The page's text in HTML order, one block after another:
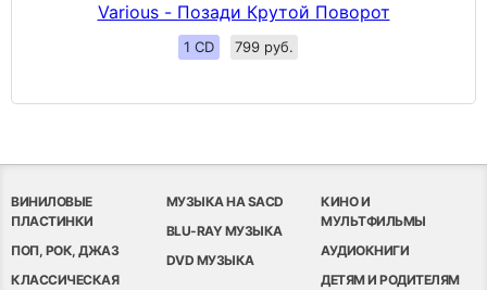
Various - Позади Крутой Поворот
1 CD 799 руб.
ВИНИЛОВЫЕ
ПЛАСТИНКИ
ПОП, РОК, ДЖАЗ
КЛАССИЧЕСКАЯ
МУЗЫКА НА SACD
BLU-RAY МУЗЫКА
DVD МУЗЫКА
КИНО И
МУЛЬТФИЛЬМЫ
АУДИОКНИГИ
ДЕТЯМ И РОДИТЕЛЯМ